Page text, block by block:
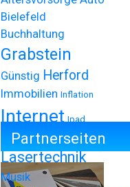
Bielefeld
Buchhaltung
Grabstein
Günstig Herford
Immobilien Inflation
Internet Ipad
Iphone
Lasertechnik
Musik
Partnerseiten